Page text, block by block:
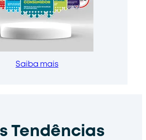
Saiba mais
Tendências